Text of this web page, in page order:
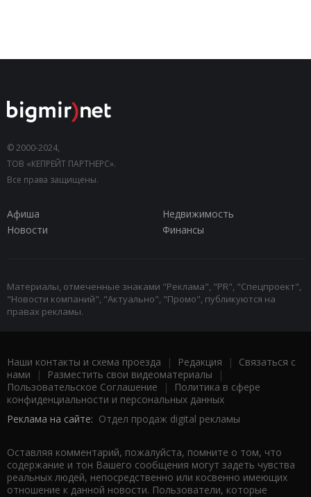
© 2000-2024,
ТОВ «КЕПРЕЙТ ПАРТНЕРС».
Все права защищены.
Афиша
Недвижимость
Новости
Финансы
Материалы, отмеченные знаками "Реклама", "PR", "Спецпроект",
"Новости компаний", "Актуально", "Промо", публикуются на
правах рекламы.
Наши контакты и схема проезда | Редакция | Связаться с
нами | Разместить свои видеоматериалы |
Пользовательское Соглашение |
Политика в сфере
конфиденциальности и персональных данных
Реклама на сайте: Отдел продаж digital рекламы
Оставляя комментарий, пожалуйста, помните о том, что
содержание и тон Вашего сообщения могут задеть чувства
реальных людей, непосредственно или косвенно имеющих
отношение к данной новости. Пользователи, которые